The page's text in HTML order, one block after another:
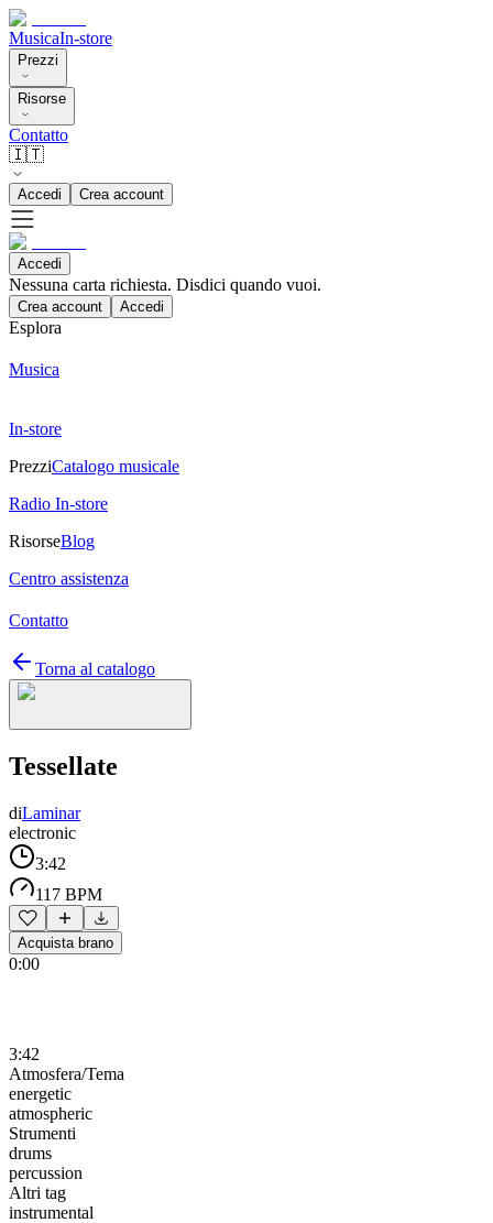
MusicaIn-store
Prezzi
Risorse
Contatto
🇮🇹
Accedi Crea account
Accedi
Nessuna carta richiesta. Disdici quando vuoi.
Crea account Accedi
Esplora
Musica
In-store
PrezziCatalogo musicale
Radio In-store
RisorseBlog
Centro assistenza
Contatto
Torna al catalogo
Tessellate
diLaminar
electronic
3:42
117 BPM
Acquista brano
0:00
3:42
Atmosfera/Tema
energetic
atmospheric
Strumenti
drums
percussion
Altri tag
instrumental